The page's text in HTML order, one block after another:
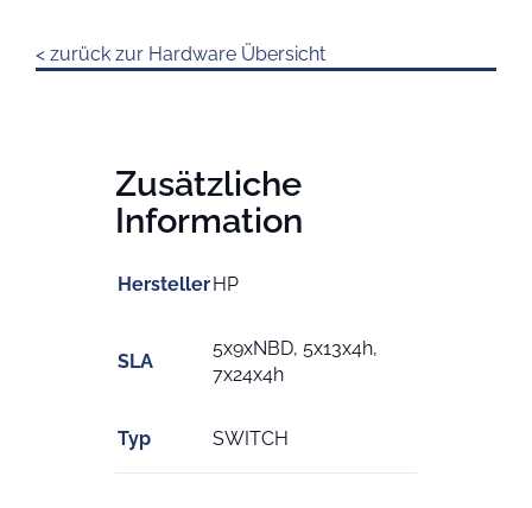
< zurück zur Hardware Übersicht
Zusätzliche
Information
HerstellerHP
SLA
5x9xNBD, 5x13x4h,
7x24x4h
Typ SWITCH